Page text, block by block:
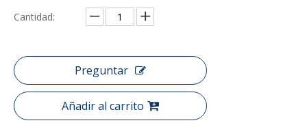
Cantidad:
Preguntar
Añadir al carrito